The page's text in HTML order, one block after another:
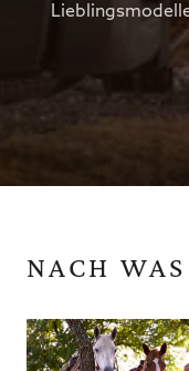
NACH